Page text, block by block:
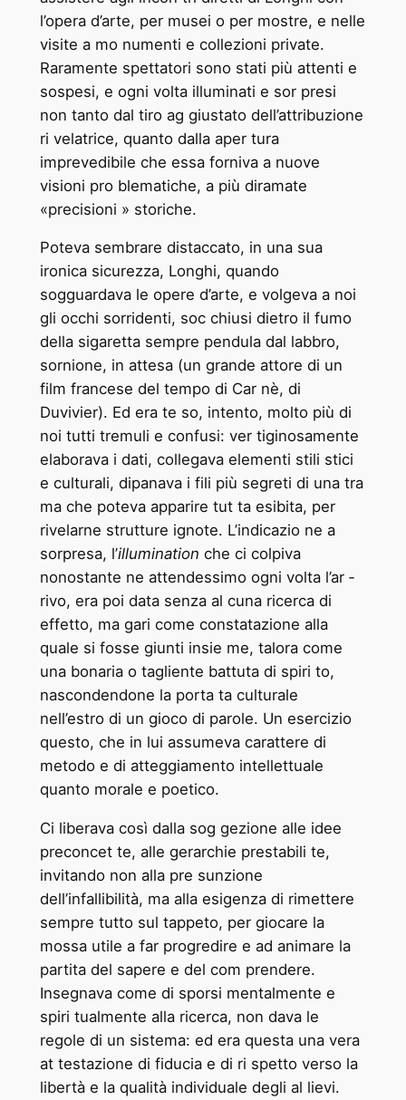
l’opera d’arte, per musei o per mostre, e nelle
visite a mo ­numenti e collezioni private.
Raramente spettatori sono stati più attenti e
sospesi, e ogni volta illuminati e sor ­presi
non tanto dal tiro ag ­giustato dell’attribuzione
ri ­velatrice, quanto dalla aper ­tura
imprevedibile che essa forniva a nuove
visioni pro ­blematiche, a più diramate
«precisioni » storiche.
Poteva sembrare distaccato, in una sua
ironica sicurezza, Longhi, quando
sogguardava le opere d’arte, e volgeva a noi
gli occhi sorridenti, soc ­chiusi dietro il fumo
della sigaretta sempre pendula dal labbro,
sornione, in attesa (un grande attore di un
film francese del tempo di Car ­nè, di
Duvivier). Ed era te ­so, intento, molto più di
noi tutti tremuli e confusi: ver ­tiginosamente
elaborava i dati, collegava elementi stili ­stici
e culturali, dipanava i fili più segreti di una tra
­ma che poteva apparire tut ­ta esibita, per
rivelarne strutture ignote. L’indicazio ­ne a
sorpresa, l’illumination che ci colpiva
nonostante ne attendessimo ogni volta l’ar ­
rivo, era poi data senza al ­cuna ricerca di
effetto, ma ­gari come constatazione alla
quale si fosse giunti insie ­me, talora come
una bonaria o tagliente battuta di spiri ­to,
nascondendone la porta ­ta culturale
nell’estro di un gioco di parole. Un esercizio
questo, che in lui assumeva carattere di
metodo e di atteggiamento intellettuale
quanto morale e poetico.
Ci liberava così dalla sog ­gezione alle idee
preconcet ­te, alle gerarchie prestabili ­te,
invitando non alla pre ­sunzione
dell’infallibilità, ma alla esigenza di rimettere
sempre tutto sul tappeto, per giocare la
mossa utile a far progredire e ad animare la
partita del sapere e del com ­prendere.
Insegnava come di ­sporsi mentalmente e
spiri ­tualmente alla ricerca, non dava le
regole di un sistema: ed era questa una vera
at ­testazione di fiducia e di ri ­spetto verso la
libertà e la qualità individuale degli al ­lievi.